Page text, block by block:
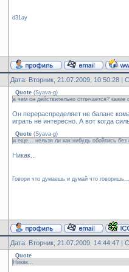
d31ay
Дата: Вторник, 21.07.2009, 10:50:28 |
Quote (Syava-g)
а чем он действительно отличается? какие
Он перераспределяет не баланс
играть не интересно. А вот когда
Quote (Syava-g)
и еще... нельзя ли как нибудь обойтись
Никак...
Говори что думаешь и думай что говоришь...
Дата: Вторник, 21.07.2009, 14:44:47 |
Quote
Никак...